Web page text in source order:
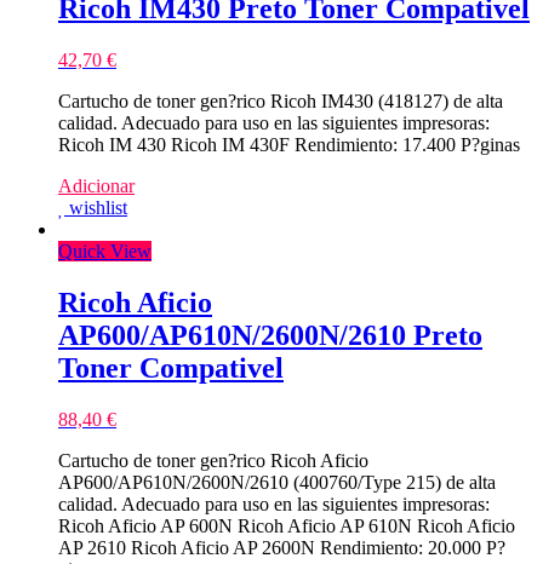
Ricoh IM430 Preto Toner Compativel
42,70 €
Cartucho de toner gen?rico Ricoh IM430 (418127) de alta
calidad. Adecuado para uso en las siguientes impresoras:
Ricoh IM 430 Ricoh IM 430F Rendimiento: 17.400 P?ginas
Adicionar
wishlist
Quick View
Ricoh Aficio
AP600/AP610N/2600N/2610 Preto
Toner Compativel
88,40 €
Cartucho de toner gen?rico Ricoh Aficio
AP600/AP610N/2600N/2610 (400760/Type 215) de alta
calidad. Adecuado para uso en las siguientes impresoras:
Ricoh Aficio AP 600N Ricoh Aficio AP 610N Ricoh Aficio
AP 2610 Ricoh Aficio AP 2600N Rendimiento: 20.000 P?